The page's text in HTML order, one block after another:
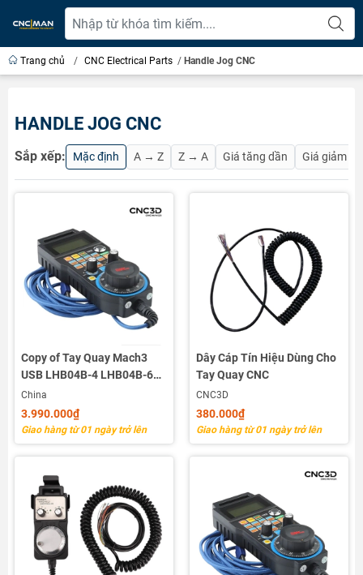
Trang chủ / CNC Electrical Parts / Handle Jog CNC
HANDLE JOG CNC
Sắp xếp: Mặc định A → Z Z → A Giá tăng dần Giá giảm
Copy of Tay Quay Mach3
USB LHB04B-4 LHB04B-6
China
3.990.000₫
Giao hàng từ 01 ngày trở lên
Dây Cáp Tín Hiệu Dùng Cho
Tay Quay CNC
CNC3D
380.000₫
Giao hàng từ 01 ngày trở lên